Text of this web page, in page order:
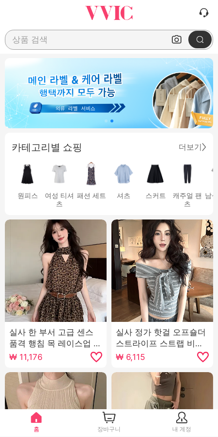
상품 검색
카테고리별 쇼핑 더보기
원피스
여성 티셔
츠
패션 세트 셔츠 스커트
캐주얼 팬
츠
남
실사 한 부서 고급 센스
품격 행침 목 레이스업 섹
시함 홀로우 아웃 디자인
센스 허리 수축 민소매 미
니 스커트
₩ 11,176
실사 정가 핫걸 오프숄더
스트라이프 스트랩 비틀
림 민소매 조끼 여성 몸매
가꾸기 슬림해 보이는 쇼
트 스타일 티셔츠 맨위
₩ 6,115
홈 장바구니 내 계정